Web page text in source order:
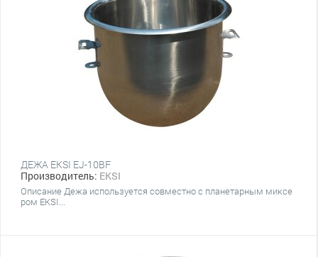
ДЕЖА EKSI EJ-10BF
Производитель: EKSI
Описание Дежа используется совместно с планетарным миксе
ром EKSI...